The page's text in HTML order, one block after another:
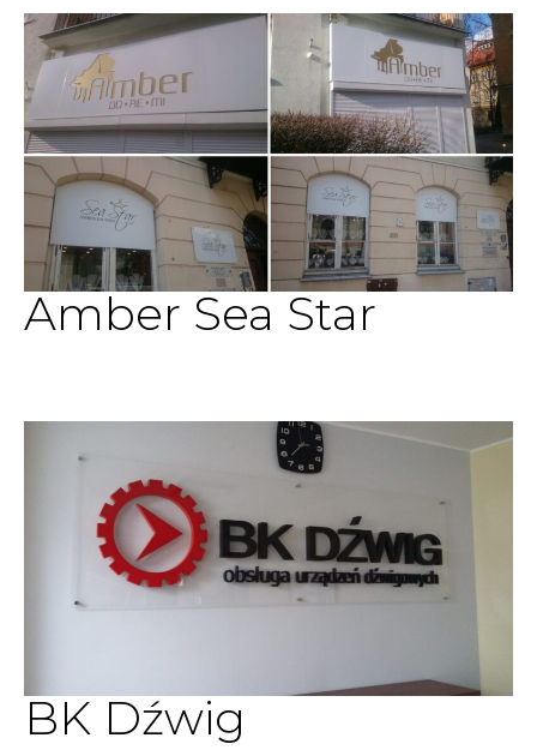
Amber Sea Star
BK Dźwig